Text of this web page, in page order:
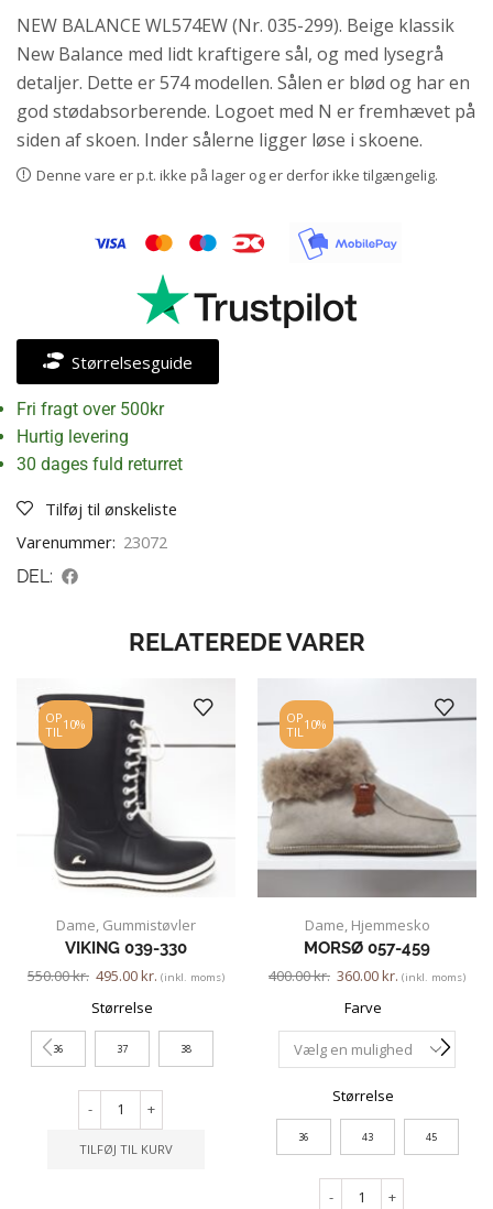
NEW BALANCE WL574EW (Nr. 035-299). Beige klassik
New Balance med lidt kraftigere sål, og med lysegrå
detaljer. Dette er 574 modellen. Sålen er blød og har en
god stødabsorberende. Logoet med N er fremhævet på
siden af skoen. Inder sålerne ligger løse i skoene.
Denne vare er p.t. ikke på lager og er derfor ikke tilgængelig.
Størrelsesguide
Fri fragt over 500kr
Hurtig levering
30 dages fuld returret
Tilføj til ønskeliste
Varenummer: 23072
DEL:
RELATEREDE VARER
OP
TIL 10%
Dame Gummistøvler
VIKING 039-330
550.00kr. 495.00kr. (inkl. moms)
Størrelse
36 37 38
- +
TILFØJ TIL KURV
OP
TIL 10%
Dame Hjemmesko
MORSØ 057-459
400.00kr. 360.00kr. (inkl. moms)
Farve
Størrelse
36 43 45
- +